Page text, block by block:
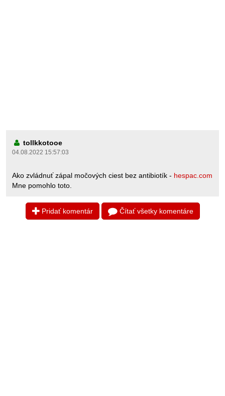
tollkkotooe
04.08.2022 15:57:03
Ako zvládnuť zápal močových ciest bez antibiotík - hespac.com
Mne pomohlo toto.
Pridať komentár Čítať všetky komentáre